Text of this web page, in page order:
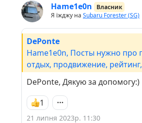
Hame1e0n
Власник
Я їжджу на Subaru Forester (SG)
DePonte
Hame1e0n, Посты нужно про
отдых, продвижение,
DePonte, Дякую за допомогу:)
1
21 липня 2023р. 11:30